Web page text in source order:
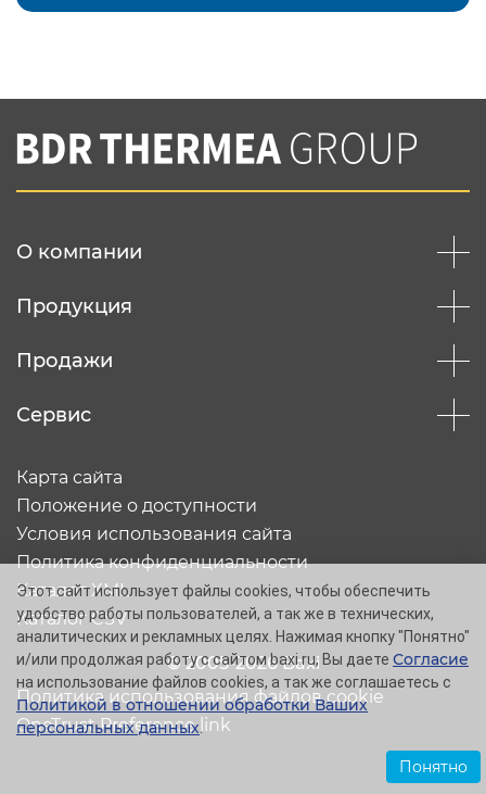
Подтвердить e-mail
Вы соглашаетесь с нашей политикой
конфеденциальности
О компании
Продукция
Продажи
Сервис
© 2005-2026 Baxi
Карта сайта
Положение о доступности
Условия использования сайта
Политика конфиденциальности
Каталог XML
Каталог CSV
Политика использования файлов cookie
OneTrust Preference link
Этот сайт использует файлы cookies, чтобы обеспечить
удобство работы пользователей, а так же в технических,
аналитических и рекламных целях. Нажимая кнопку "Понятно"
и/или продолжая работу с сайтом baxi.ru, Вы даете Согласие
на использование файлов cookies, а так же соглашаетесь с
Политикой в отношении обработки Ваших
персональных данных.
Понятно